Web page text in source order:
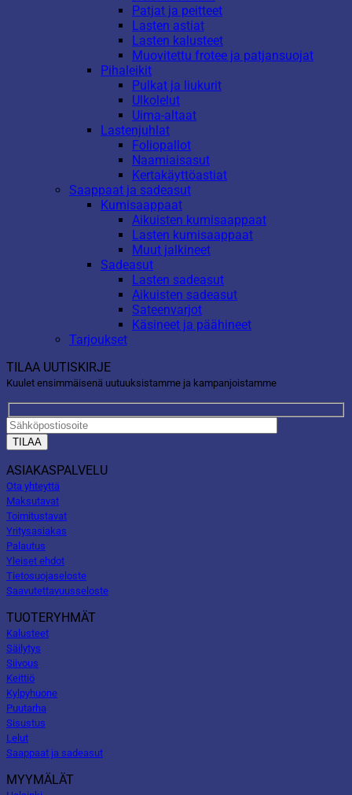
Patjat ja peitteet
Lasten astiat
Lasten kalusteet
Muovitettu frotee ja patjansuojat
Pihaleikit
Pulkat ja liukurit
Ulkolelut
Uima-altaat
Lastenjuhlat
Foliopallot
Naamiaisasut
Kertakäyttöastiat
Saappaat ja sadeasut
Kumisaappaat
Aikuisten kumisaappaat
Lasten kumisaappaat
Muut jalkineet
Sadeasut
Lasten sadeasut
Aikuisten sadeasut
Sateenvarjot
Käsineet ja päähineet
Tarjoukset
TILAA UUTISKIRJE
Kuulet ensimmäisenä uutuuksistamme ja kampanjoistamme
ASIAKASPALVELU
Ota yhteyttä
Maksutavat
Toimitustavat
Yritysasiakas
Palautus
Yleiset ehdot
Tietosuojaseloste
Saavutettavuusseloste
TUOTERYHMÄT
Kalusteet
Säilytys
Siivous
Keittiö
Kylpyhuone
Puutarha
Sisustus
Lelut
Saappaat ja sadeasut
MYYMÄLÄT